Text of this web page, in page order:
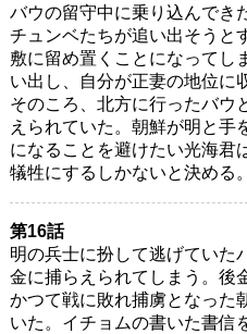
バウの留守中に乗り込んでき
チュンベたちが追い出そうと
敷に留め置くことになってし
い出し、自分が正妻の地位に
そのころ、北方に行ったバウ
えられていた。朝鮮が明と手
になることを避けたい光海君
犠牲にするしかないと決める。
第16話
明の兵士に扮して逃げていた
金に捕らえられてしまう。後
かつて戦に敗れ捕虜となった
いた。イチョムの書いた書信